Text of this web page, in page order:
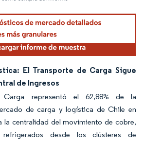
El Transporte de Carga Sigue
de Ingresos
representó el 62,88% de la
de carga y logística de Chile en
la centralidad del movimiento de cobre,
desde los clústeres de